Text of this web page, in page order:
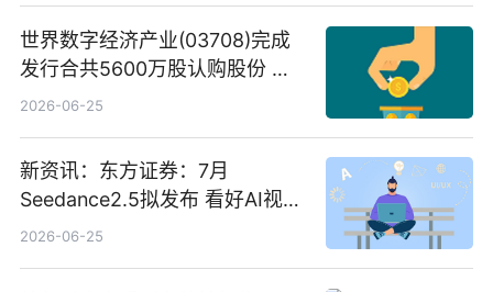
世界数字经济产业(03708)完成
发行合共5600万股认购股份 净
筹约1007万港元 独家焦点
2026-06-25
新资讯：东方证券：7月
Seedance2.5拟发布 看好AI视频
创作工作流进一步提效
2026-06-25